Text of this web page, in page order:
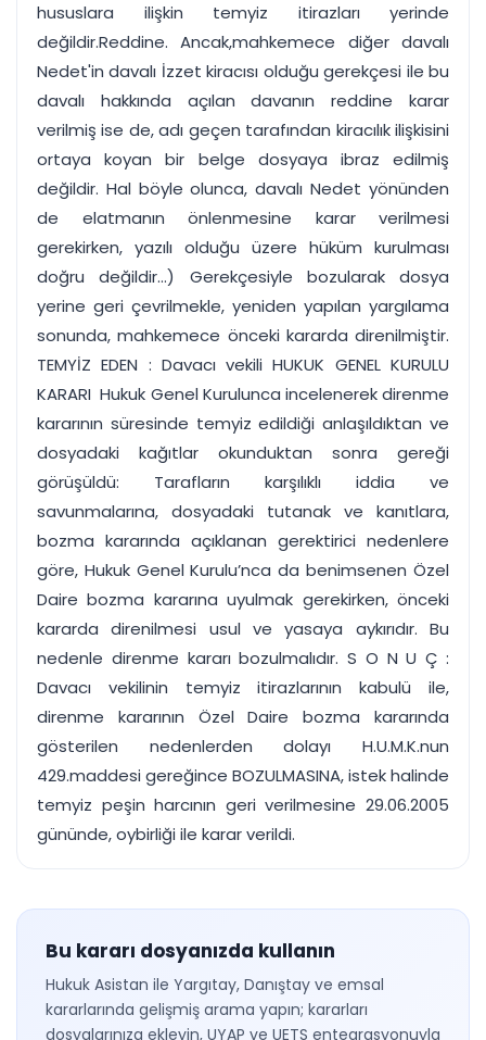
hususlara ilişkin temyiz itirazları yerinde
değildir.Reddine. Ancak,mahkemece diğer davalı
Nedet'in davalı İzzet kiracısı olduğu gerekçesi ile bu
davalı hakkında açılan davanın reddine karar
verilmiş ise de, adı geçen tarafından kiracılık ilişkisini
ortaya koyan bir belge dosyaya ibraz edilmiş
değildir. Hal böyle olunca, davalı Nedet yönünden
de elatmanın önlenmesine karar verilmesi
gerekirken, yazılı olduğu üzere hüküm kurulması
doğru değildir...) Gerekçesiyle bozularak dosya
yerine geri çevrilmekle, yeniden yapılan yargılama
sonunda, mahkemece önceki kararda direnilmiştir.
TEMYİZ EDEN : Davacı vekili HUKUK GENEL KURULU
KARARI Hukuk Genel Kurulunca incelenerek direnme
kararının süresinde temyiz edildiği anlaşıldıktan ve
dosyadaki kağıtlar okunduktan sonra gereği
görüşüldü: Tarafların karşılıklı iddia ve
savunmalarına, dosyadaki tutanak ve kanıtlara,
bozma kararında açıklanan gerektirici nedenlere
göre, Hukuk Genel Kurulu’nca da benimsenen Özel
Daire bozma kararına uyulmak gerekirken, önceki
kararda direnilmesi usul ve yasaya aykırıdır. Bu
nedenle direnme kararı bozulmalıdır. S O N U Ç :
Davacı vekilinin temyiz itirazlarının kabulü ile,
direnme kararının Özel Daire bozma kararında
gösterilen nedenlerden dolayı H.U.M.K.nun
429.maddesi gereğince BOZULMASINA, istek halinde
temyiz peşin harcının geri verilmesine 29.06.2005
gününde, oybirliği ile karar verildi.
Bu kararı dosyanızda kullanın
Hukuk Asistan ile Yargıtay, Danıştay ve emsal
kararlarında gelişmiş arama yapın; kararları
dosyalarınıza ekleyin, UYAP ve UETS entegrasyonuyla